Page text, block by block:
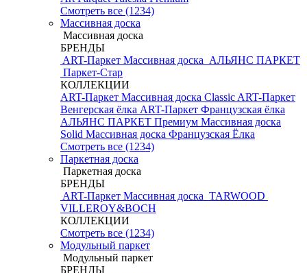
Смотреть все (1234)
Массивная доска
Массивная доска
БРЕНДЫ
ART-Паркет Массивная доска АЛЬЯНС ПАРКЕТ
Паркет-Стар
КОЛЛЕКЦИИ
ART-Паркет Массивная доска Classic ART-Паркет
Венгерская ёлка ART-Паркет Французская ёлка
АЛЬЯНС ПАРКЕТ Премиум Массивная доска
Solid Массивная доска Французская Ёлка
Смотреть все (1234)
Паркетная доска
Паркетная доска
БРЕНДЫ
ART-Паркет Массивная доска TARWOOD
VILLEROY&BOCH
КОЛЛЕКЦИИ
Смотреть все (1234)
Модульный паркет
Модульный паркет
БРЕНДЫ